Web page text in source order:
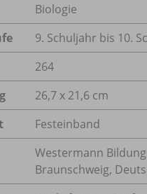
Biologie
9. Schuljahr bis 10.
264
26,7 x 21,6 cm
Festeinband
Westermann
Braunschweig,